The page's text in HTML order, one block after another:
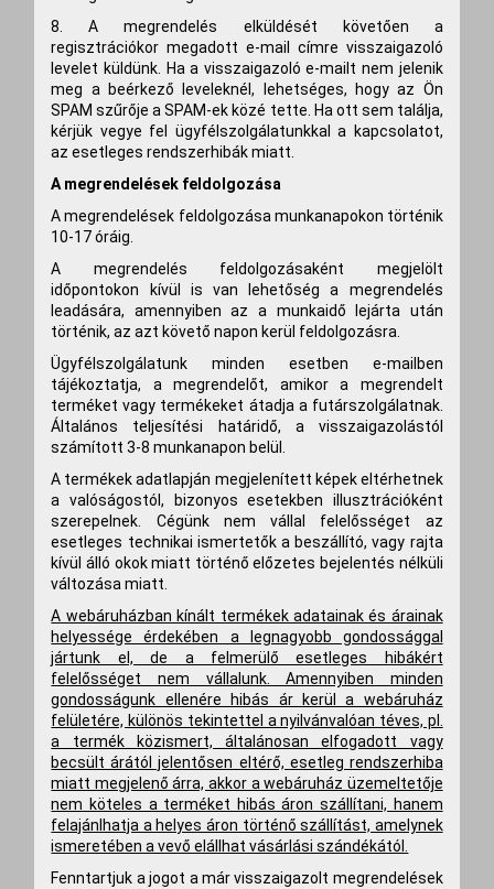
8. A megrendelés elküldését követően a
regisztrációkor megadott e-mail címre visszaigazoló
levelet küldünk. Ha a visszaigazoló e-mailt nem jelenik
meg a beérkező leveleknél, lehetséges, hogy az Ön
SPAM szűrője a SPAM-ek közé tette. Ha ott sem találja,
kérjük vegye fel ügyfélszolgálatunkkal a kapcsolatot,
az esetleges rendszerhibák miatt.
A megrendelések feldolgozása
A megrendelések feldolgozása munkanapokon történik
10-17 óráig.
A megrendelés feldolgozásaként megjelölt
időpontokon kívül is van lehetőség a megrendelés
leadására, amennyiben az a munkaidő lejárta után
történik, az azt követő napon kerül feldolgozásra.
Ügyfélszolgálatunk minden esetben e-mailben
tájékoztatja, a megrendelőt, amikor a megrendelt
terméket vagy termékeket átadja a futárszolgálatnak.
Általános teljesítési határidő, a visszaigazolástól
számított 3-8 munkanapon belül.
A termékek adatlapján megjelenített képek eltérhetnek
a valóságostól, bizonyos esetekben illusztrációként
szerepelnek. Cégünk nem vállal felelősséget az
esetleges technikai ismertetők a beszállító, vagy rajta
kívül álló okok miatt történő előzetes bejelentés nélküli
változása miatt.
A webáruházban kínált termékek adatainak és árainak
helyessége érdekében a legnagyobb gondossággal
jártunk el, de a felmerülő esetleges hibákért
felelősséget nem vállalunk. Amennyiben minden
gondosságunk ellenére hibás ár kerül a webáruház
felületére, különös tekintettel a nyilvánvalóan téves, pl.
a termék közismert, általánosan elfogadott vagy
becsült árától jelentősen eltérő, esetleg rendszerhiba
miatt megjelenő árra, akkor a webáruház üzemeltetője
nem köteles a terméket hibás áron szállítani, hanem
felajánlhatja a helyes áron történő szállítást, amelynek
ismeretében a vevő elállhat vásárlási szándékától.
Fenntartjuk a jogot a már visszaigazolt megrendelések